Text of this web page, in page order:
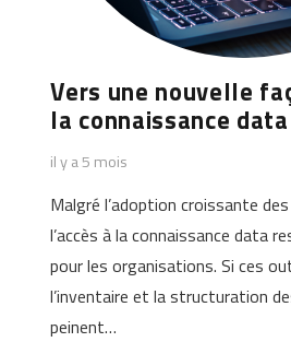
Vers une nouvelle
la connaissance
il y a 5 mois
Malgré l’adoption croissante
l’accès à la connaissance data
pour les organisations. Si ces
l’inventaire et la structuration
peinent…